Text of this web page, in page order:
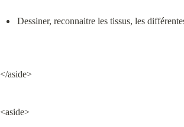
Dessiner, reconnaitre les tissus, les
</aside>
<aside>